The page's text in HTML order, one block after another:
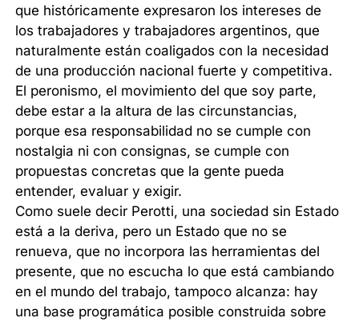
que históricamente expresaron los intereses de
los trabajadores y trabajadores argentinos, que
naturalmente están coaligados con la necesidad
de una producción nacional fuerte y competitiva.
El peronismo, el movimiento del que soy parte,
debe estar a la altura de las circunstancias,
porque esa responsabilidad no se cumple con
nostalgia ni con consignas, se cumple con
propuestas concretas que la gente pueda
entender, evaluar y exigir.
Como suele decir Perotti, una sociedad sin Estado
está a la deriva, pero un Estado que no se
renueva, que no incorpora las herramientas del
presente, que no escucha lo que está cambiando
en el mundo del trabajo, tampoco alcanza: hay
una base programática posible construida sobre